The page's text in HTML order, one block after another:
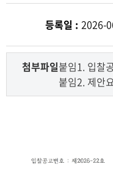
등록일 : 2026-
첨부파일붙임1. 입찰
붙임2. 제안